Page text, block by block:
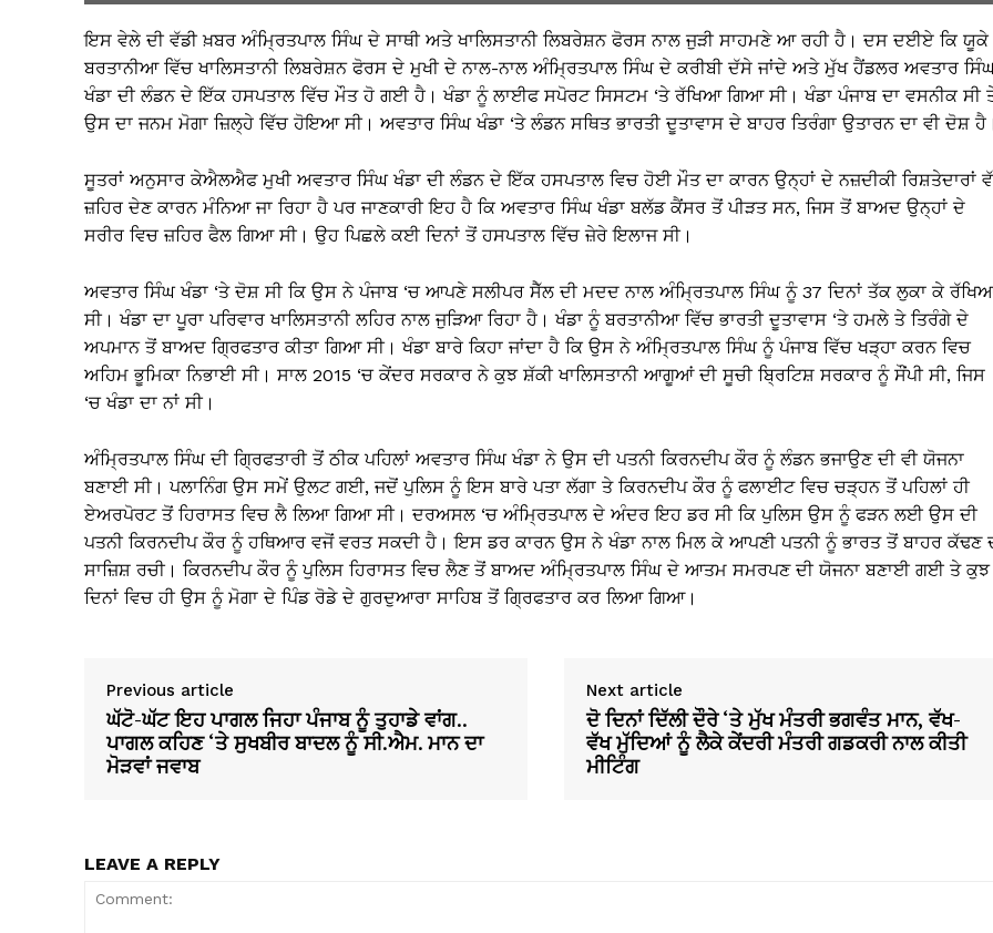
ਇਸ ਵੇਲੇ ਦੀ ਵੱਡੀ ਖ਼ਬਰ ਅੰਮ੍ਰਿਤਪਾਲ ਸਿੰਘ ਦੇ ਸਾਥੀ ਅਤੇ ਖਾਲਿਸਤਾਨੀ ਲਿਬਰੇਸ਼ਨ ਫੋਰਸ ਨਾਲ ਜੁੜੀ ਸਾਹਮਣੇ ਆ ਰਹੀ ਹੈ। ਦਸ ਦਈਏ ਕਿ
ਬਰਤਾਨੀਆ ਵਿੱਚ ਖਾਲਿਸਤਾਨੀ ਲਿਬਰੇਸ਼ਨ ਫੋਰਸ ਦੇ ਮੁਖੀ ਦੇ ਨਾਲ-ਨਾਲ ਅੰਮ੍ਰਿਤਪਾਲ ਸਿੰਘ ਦੇ ਕਰੀਬੀ ਦੱਸੇ ਜਾਂਦੇ ਅਤੇ ਮੁੱਖ ਹੈਂਡਲਰ ਅਵਤਾਰ
ਖੰਡਾ ਦੀ ਲੰਡਨ ਦੇ ਇੱਕ ਹਸਪਤਾਲ ਵਿੱਚ ਮੌਤ ਹੋ ਗਈ ਹੈ। ਖੰਡਾ ਨੂੰ ਲਾਈਫ ਸਪੋਰਟ ਸਿਸਟਮ ‘ਤੇ ਰੱਖਿਆ ਗਿਆ ਸੀ। ਖੰਡਾ ਪੰਜਾਬ ਦਾ ਵਸਨੀਕ ਸੀ
ਉਸ ਦਾ ਜਨਮ ਮੋਗਾ ਜ਼ਿਲ੍ਹੇ ਵਿੱਚ ਹੋਇਆ ਸੀ। ਅਵਤਾਰ ਸਿੰਘ ਖੰਡਾ ‘ਤੇ ਲੰਡਨ ਸਥਿਤ ਭਾਰਤੀ ਦੂਤਾਵਾਸ ਦੇ ਬਾਹਰ ਤਿਰੰਗਾ ਉਤਾਰਨ ਦਾ ਵੀ ਦੋਸ਼ ਹੈ।
ਸੂਤਰਾਂ ਅਨੁਸਾਰ ਕੇਐਲਐਫ ਮੁਖੀ ਅਵਤਾਰ ਸਿੰਘ ਖੰਡਾ ਦੀ ਲੰਡਨ ਦੇ ਇੱਕ ਹਸਪਤਾਲ ਵਿਚ ਹੋਈ ਮੌਤ ਦਾ ਕਾਰਨ ਉਨ੍ਹਾਂ ਦੇ ਨਜ਼ਦੀਕੀ ਰਿਸ਼ਤੇਦਾਰਾਂ
ਜ਼ਹਿਰ ਦੇਣ ਕਾਰਨ ਮੰਨਿਆ ਜਾ ਰਿਹਾ ਹੈ ਪਰ ਜਾਣਕਾਰੀ ਇਹ ਹੈ ਕਿ ਅਵਤਾਰ ਸਿੰਘ ਖੰਡਾ ਬਲੱਡ ਕੈਂਸਰ ਤੋਂ ਪੀੜਤ ਸਨ, ਜਿਸ ਤੋਂ ਬਾਅਦ ਉਨ੍ਹਾਂ ਦੇ
ਸਰੀਰ ਵਿਚ ਜ਼ਹਿਰ ਫੈਲ ਗਿਆ ਸੀ। ਉਹ ਪਿਛਲੇ ਕਈ ਦਿਨਾਂ ਤੋਂ ਹਸਪਤਾਲ ਵਿੱਚ ਜ਼ੇਰੇ ਇਲਾਜ ਸੀ।
ਅਵਤਾਰ ਸਿੰਘ ਖੰਡਾ ‘ਤੇ ਦੋਸ਼ ਸੀ ਕਿ ਉਸ ਨੇ ਪੰਜਾਬ ‘ਚ ਆਪਣੇ ਸਲੀਪਰ ਸੈੱਲ ਦੀ ਮਦਦ ਨਾਲ ਅੰਮ੍ਰਿਤਪਾਲ ਸਿੰਘ ਨੂੰ 37 ਦਿਨਾਂ ਤੱਕ ਲੁਕਾ ਕੇ
ਸੀ। ਖੰਡਾ ਦਾ ਪੂਰਾ ਪਰਿਵਾਰ ਖਾਲਿਸਤਾਨੀ ਲਹਿਰ ਨਾਲ ਜੁੜਿਆ ਰਿਹਾ ਹੈ। ਖੰਡਾ ਨੂੰ ਬਰਤਾਨੀਆ ਵਿੱਚ ਭਾਰਤੀ ਦੂਤਾਵਾਸ ‘ਤੇ ਹਮਲੇ ਤੇ ਤਿਰੰਗੇ ਦੇ
ਅਪਮਾਨ ਤੋਂ ਬਾਅਦ ਗ੍ਰਿਫਤਾਰ ਕੀਤਾ ਗਿਆ ਸੀ। ਖੰਡਾ ਬਾਰੇ ਕਿਹਾ ਜਾਂਦਾ ਹੈ ਕਿ ਉਸ ਨੇ ਅੰਮ੍ਰਿਤਪਾਲ ਸਿੰਘ ਨੂੰ ਪੰਜਾਬ ਵਿੱਚ ਖੜ੍ਹਾ ਕਰਨ ਵਿਚ
ਅਹਿਮ ਭੂਮਿਕਾ ਨਿਭਾਈ ਸੀ। ਸਾਲ 2015 ‘ਚ ਕੇਂਦਰ ਸਰਕਾਰ ਨੇ ਕੁਝ ਸ਼ੱਕੀ ਖਾਲਿਸਤਾਨੀ ਆਗੂਆਂ ਦੀ ਸੂਚੀ ਬ੍ਰਿਟਿਸ਼ ਸਰਕਾਰ ਨੂੰ ਸੌਂਪੀ ਸੀ, ਜਿਸ
‘ਚ ਖੰਡਾ ਦਾ ਨਾਂ ਸੀ।
ਅੰਮ੍ਰਿਤਪਾਲ ਸਿੰਘ ਦੀ ਗ੍ਰਿਫਤਾਰੀ ਤੋਂ ਠੀਕ ਪਹਿਲਾਂ ਅਵਤਾਰ ਸਿੰਘ ਖੰਡਾ ਨੇ ਉਸ ਦੀ ਪਤਨੀ ਕਿਰਨਦੀਪ ਕੌਰ ਨੂੰ ਲੰਡਨ ਭਜਾਉਣ ਦੀ ਵੀ ਯੋਜਨਾ
ਬਣਾਈ ਸੀ। ਪਲਾਨਿੰਗ ਉਸ ਸਮੇਂ ਉਲਟ ਗਈ, ਜਦੋਂ ਪੁਲਿਸ ਨੂੰ ਇਸ ਬਾਰੇ ਪਤਾ ਲੱਗਾ ਤੇ ਕਿਰਨਦੀਪ ਕੌਰ ਨੂੰ ਫਲਾਈਟ ਵਿਚ ਚੜ੍ਹਨ ਤੋਂ ਪਹਿਲਾਂ ਹੀ
ਏਅਰਪੋਰਟ ਤੋਂ ਹਿਰਾਸਤ ਵਿਚ ਲੈ ਲਿਆ ਗਿਆ ਸੀ। ਦਰਅਸਲ ‘ਚ ਅੰਮ੍ਰਿਤਪਾਲ ਦੇ ਅੰਦਰ ਇਹ ਡਰ ਸੀ ਕਿ ਪੁਲਿਸ ਉਸ ਨੂੰ ਫੜਨ ਲਈ ਉਸ ਦੀ
ਪਤਨੀ ਕਿਰਨਦੀਪ ਕੌਰ ਨੂੰ ਹਥਿਆਰ ਵਜੋਂ ਵਰਤ ਸਕਦੀ ਹੈ। ਇਸ ਡਰ ਕਾਰਨ ਉਸ ਨੇ ਖੰਡਾ ਨਾਲ ਮਿਲ ਕੇ ਆਪਣੀ ਪਤਨੀ ਨੂੰ ਭਾਰਤ ਤੋਂ ਬਾਹਰ ਕੱਢਣ
ਸਾਜ਼ਿਸ਼ ਰਚੀ। ਕਿਰਨਦੀਪ ਕੌਰ ਨੂੰ ਪੁਲਿਸ ਹਿਰਾਸਤ ਵਿਚ ਲੈਣ ਤੋਂ ਬਾਅਦ ਅੰਮ੍ਰਿਤਪਾਲ ਸਿੰਘ ਦੇ ਆਤਮ ਸਮਰਪਣ ਦੀ ਯੋਜਨਾ ਬਣਾਈ ਗਈ ਤੇ ਕੁਝ
ਦਿਨਾਂ ਵਿਚ ਹੀ ਉਸ ਨੂੰ ਮੋਗਾ ਦੇ ਪਿੰਡ ਰੋਡੇ ਦੇ ਗੁਰਦੁਆਰਾ ਸਾਹਿਬ ਤੋਂ ਗ੍ਰਿਫਤਾਰ ਕਰ ਲਿਆ ਗਿਆ।
Previous article
ਘੱਟੋ-ਘੱਟ ਇਹ ਪਾਗਲ ਜਿਹਾ ਪੰਜਾਬ ਨੂੰ ਤੁਹਾਡੇ ਵਾਂਗ..
ਪਾਗਲ ਕਹਿਣ ‘ਤੇ ਸੁਖਬੀਰ ਬਾਦਲ ਨੂੰ ਸੀ.ਐਮ. ਮਾਨ ਦਾ
ਮੋੜਵਾਂ ਜਵਾਬ
Next article
ਦੋ ਦਿਨਾਂ ਦਿੱਲੀ ਦੌਰੇ ‘ਤੇ ਮੁੱਖ ਮੰਤਰੀ ਭਗਵੰਤ ਮਾਨ, ਵੱਖ-
ਵੱਖ ਮੁੱਦਿਆਂ ਨੂੰ ਲੈਕੇ ਕੇਂਦਰੀ ਮੰਤਰੀ ਗਡਕਰੀ ਨਾਲ ਕੀਤੀ
ਮੀਟਿੰਗ
LEAVE A REPLY